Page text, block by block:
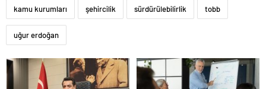
kamu kurumları şehircilik sürdürülebilirlik tobb
uğur erdoğan